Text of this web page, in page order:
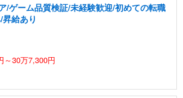
/ゲーム品質検証/未経験歓迎/初めての転職
給あり
～30万7,300円